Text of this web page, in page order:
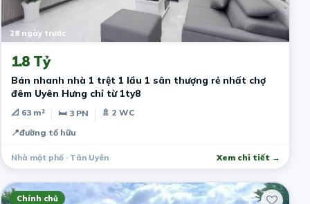
28 ngày trước
1.8 Tỷ
Bán nhanh nhà 1 trệt 1 lầu 1 sân thượng rẻ nhất chợ
đêm Uyên Hưng chỉ từ 1ty8
📐 63 m² 🛏 3 PN
🚿 2 WC
📍đường tố hữu
Nhà mặt phố · Tân Uyên Xem chi tiết →
Chính chủ